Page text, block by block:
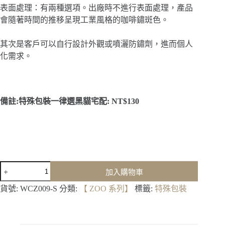
表面處理：有兩種選項。出廠時不進行表面處理，產品
會隨著時間的推移呈現工業風格的咖啡鏽斑色。
其次是客戶可以自行設計外觀或噴灑防鏽劑，進而個人
化需求。
備註:特殊包裝一律選黑貓宅配: NT$130
Ｎ
加入購物車
貨號: WCZ009-S 分類: 【 ZOO 系列】 標籤: 特殊包裝